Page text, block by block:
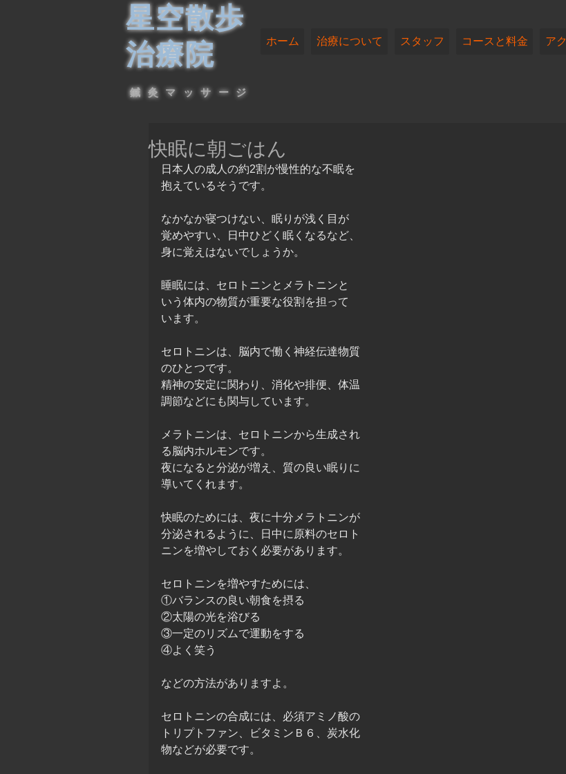
星空散歩
治療院
ホーム 治療について スタッフ コースと料金 ア
鍼灸マッサージ
快眠に朝ごはん
日本人の成人の約2割が慢性的な不眠を
抱えているそうです。
なかなか寝つけない、眠りが浅く目が
覚めやすい、日中ひどく眠くなるなど、
身に覚えはないでしょうか。
睡眠には、セロトニンとメラトニンと
いう体内の物質が重要な役割を担って
います。
セロトニンは、脳内で働く神経伝達物質
のひとつです。
精神の安定に関わり、消化や排便、体温
調節などにも関与しています。
メラトニンは、セロトニンから生成され
る脳内ホルモンです。
夜になると分泌が増え、質の良い眠りに
導いてくれます。
快眠のためには、夜に十分メラトニンが
分泌されるように、日中に原料のセロト
ニンを増やしておく必要があります。
セロトニンを増やすためには、
①バランスの良い朝食を摂る
②太陽の光を浴びる
③一定のリズムで運動をする
④よく笑う
などの方法がありますよ。
セロトニンの合成には、必須アミノ酸の
トリプトファン、ビタミンＢ６、炭水化
物などが必要です。